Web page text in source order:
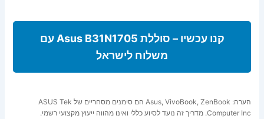
קנו עכשיו – סוללת Asus B31N1705 עם
משלוח לישראל
הערה: Asus, VivoBook, ZenBook הם סימנים מסחריים של ASUS Tek
Computer Inc. מדריך זה נועד לסיוע כללי ואינו מהווה ייעוץ מקצועי רשמי.